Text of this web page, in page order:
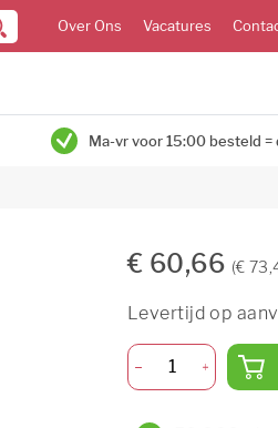
Over Ons Vacatures
Ma-vr voor 15:00 besteld
€ 60,66 (€
Levertijd op